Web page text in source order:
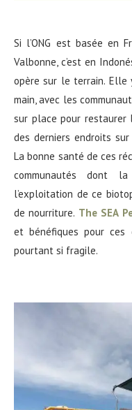
Si l’ONG est basée en
Valbonne, c’est en
opère sur le terrain. Elle
main, avec les
sur place pour restaurer
des derniers endroits
La bonne santé de ces
communautés dont
l’exploitation de ce
de nourriture. The SEA
et bénéfiques pour ces
pourtant si fragile.